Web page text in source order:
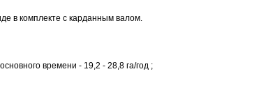
в комплекте с карданным валом.
времени - 19,2 - 28,8 га/год ;